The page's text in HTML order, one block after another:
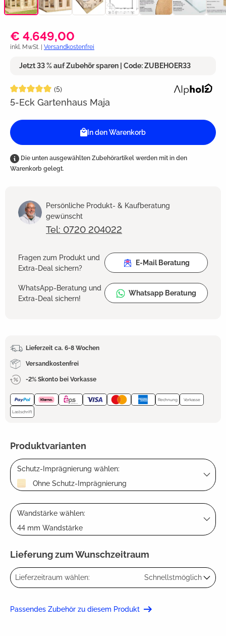
€ 4.649,00
inkl. MwSt. | Versandkostenfrei
Jetzt 33 % auf Zubehör sparen | Code: ZUBEHOER33
Durchschnittliche Bewertung von 5 von 5 Sternen
(5)
5-Eck Gartenhaus Maja
In den Warenkorb
Die unten ausgewählten Zubehörartikel werden mit in den
Warenkorb gelegt.
Persönliche Produkt- & Kaufberatung
gewünscht
Tel: 0720 204022
Fragen zum Produkt und
Extra-Deal sichern?
E-Mail Beratung
WhatsApp-Beratung und
Extra-Deal sichern!
Whatsapp Beratung
Lieferzeit ca. 6-8 Wochen
Versandkostenfrei
-2% Skonto bei Vorkasse
Rechnung Vorkasse
Lastschrift
Produktvarianten
Schutz-Imprägnierung wählen:
Ohne Schutz-Imprägnierung
Wandstärke wählen:
44 mm Wandstärke
Lieferung zum Wunschzeitraum
Lieferzeitraum wählen: Schnellstmöglich
Passendes Zubehör zu diesem Produkt